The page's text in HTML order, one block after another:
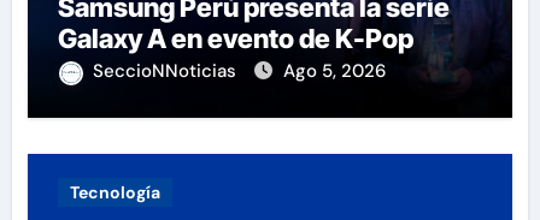
Samsung Perú presenta la serie
Galaxy A en evento de K-Pop
SeccioNNoticias Ago 5, 2026
Tecnología